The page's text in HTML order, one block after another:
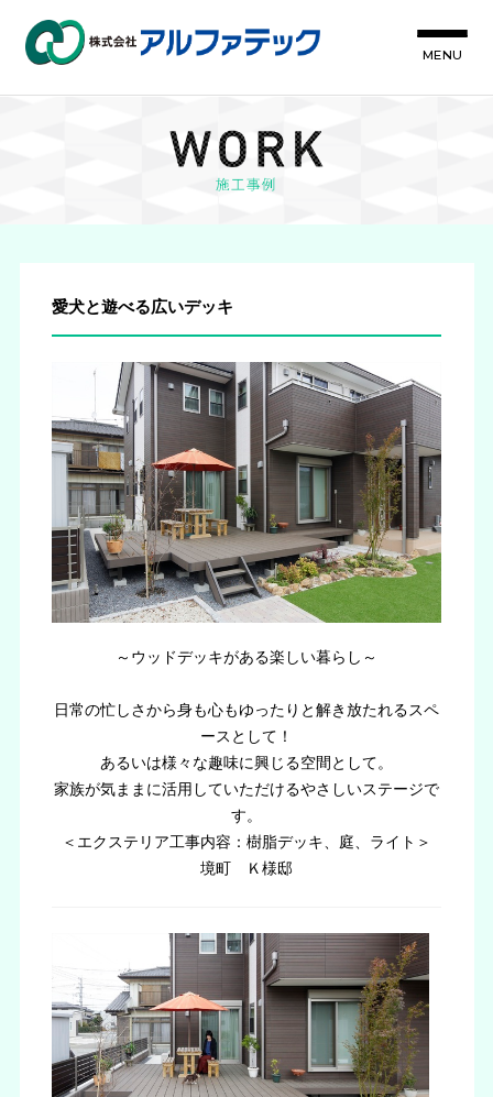
MENU
愛犬と遊べる広いデッキ
～ウッドデッキがある楽しい暮らし～
日常の忙しさから身も心もゆったりと解き放たれるスペ
ースとして！
あるいは様々な趣味に興じる空間として。
家族が気ままに活用していただけるやさしいステージで
す。
＜エクステリア工事内容：樹脂デッキ、庭、ライト＞
境町 Ｋ様邸